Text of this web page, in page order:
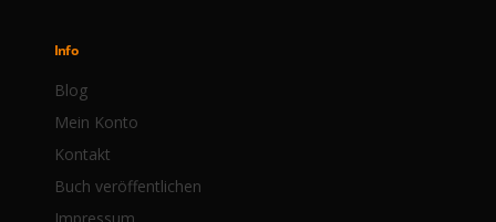
Info
Blog
Mein Konto
Kontakt
Buch veröffentlichen